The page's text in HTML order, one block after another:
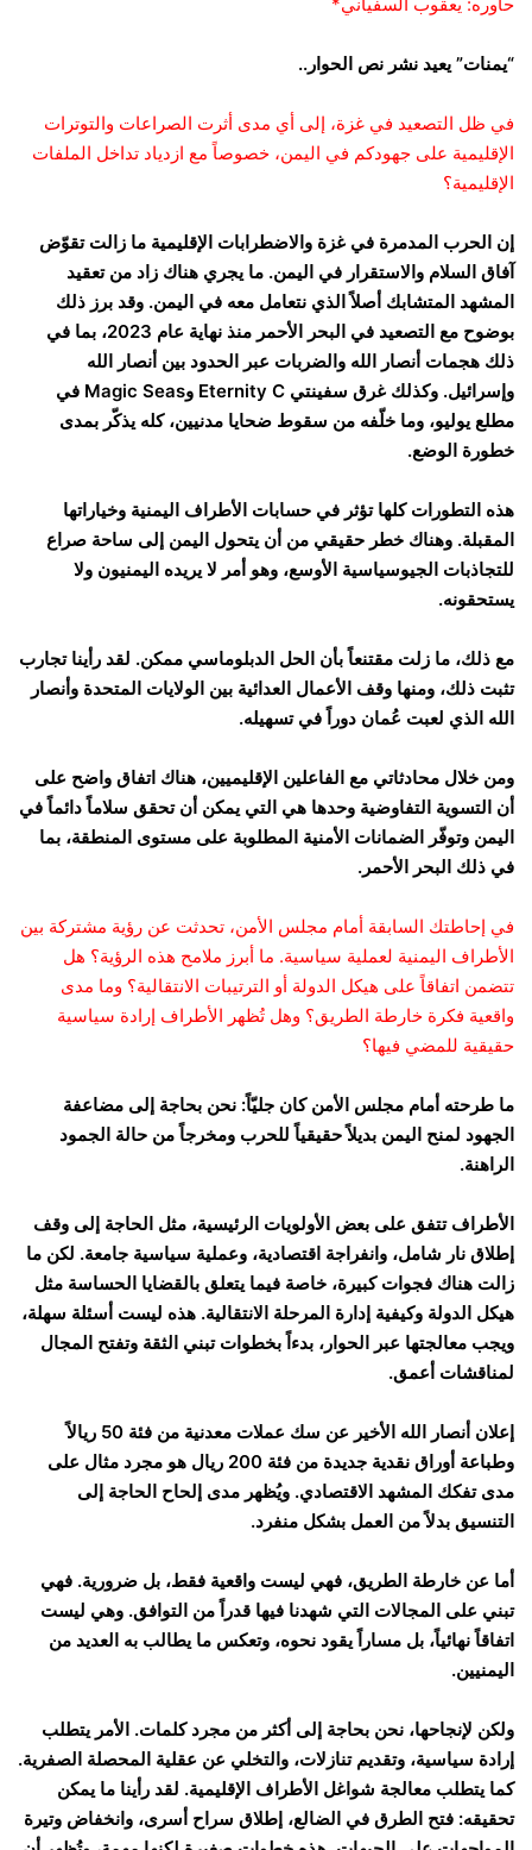
“يمنات” يعيد نشر نص الحوار..
في ظل التصعيد في غزة، إلى أي مدى أثرت الصراعات والتوترات
الإقليمية على جهودكم في اليمن، خصوصاً مع ازدياد تداخل الملفات
الإقليمية؟
إن الحرب المدمرة في غزة والاضطرابات الإقليمية ما زالت تقوّض
آفاق السلام والاستقرار في اليمن. ما يجري هناك زاد من تعقيد
المشهد المتشابك أصلاً الذي نتعامل معه في اليمن. وقد برز ذلك
بوضوح مع التصعيد في البحر الأحمر منذ نهاية عام 2023، بما في
ذلك هجمات أنصار الله والضربات عبر الحدود بين أنصار الله
وإسرائيل. وكذلك غرق سفينتي Eternity C وMagic Seas في
مطلع يوليو، وما خلّفه من سقوط ضحايا مدنيين، كله يذكّر بمدى
خطورة الوضع.
هذه التطورات كلها تؤثر في حسابات الأطراف اليمنية وخياراتها
المقبلة. وهناك خطر حقيقي من أن يتحول اليمن إلى ساحة صراع
للتجاذبات الجيوسياسية الأوسع، وهو أمر لا يريده اليمنيون ولا
يستحقونه.
مع ذلك، ما زلت مقتنعاً بأن الحل الدبلوماسي ممكن. لقد رأينا تجارب
تثبت ذلك، ومنها وقف الأعمال العدائية بين الولايات المتحدة وأنصار
الله الذي لعبت عُمان دوراً في تسهيله.
ومن خلال محادثاتي مع الفاعلين الإقليميين، هناك اتفاق واضح على
أن التسوية التفاوضية وحدها هي التي يمكن أن تحقق سلاماً دائماً في
اليمن وتوفّر الضمانات الأمنية المطلوبة على مستوى المنطقة، بما
في ذلك البحر الأحمر.
في إحاطتك السابقة أمام مجلس الأمن، تحدثت عن رؤية مشتركة بين
الأطراف اليمنية لعملية سياسية. ما أبرز ملامح هذه الرؤية؟ هل
تتضمن اتفاقاً على هيكل الدولة أو الترتيبات الانتقالية؟ وما مدى
واقعية فكرة خارطة الطريق؟ وهل تُظهر الأطراف إرادة سياسية
حقيقية للمضي فيها؟
ما طرحته أمام مجلس الأمن كان جليّاً: نحن بحاجة إلى مضاعفة
الجهود لمنح اليمن بديلاً حقيقياً للحرب ومخرجاً من حالة الجمود
الراهنة.
الأطراف تتفق على بعض الأولويات الرئيسية، مثل الحاجة إلى وقف
إطلاق نار شامل، وانفراجة اقتصادية، وعملية سياسية جامعة. لكن ما
زالت هناك فجوات كبيرة، خاصة فيما يتعلق بالقضايا الحساسة مثل
هيكل الدولة وكيفية إدارة المرحلة الانتقالية. هذه ليست أسئلة سهلة،
ويجب معالجتها عبر الحوار، بدءاً بخطوات تبني الثقة وتفتح المجال
لمناقشات أعمق.
إعلان أنصار الله الأخير عن سك عملات معدنية من فئة 50 ريالاً
وطباعة أوراق نقدية جديدة من فئة 200 ريال هو مجرد مثال على
مدى تفكك المشهد الاقتصادي. ويُظهر مدى إلحاح الحاجة إلى
التنسيق بدلاً من العمل بشكل منفرد.
أما عن خارطة الطريق، فهي ليست واقعية فقط، بل ضرورية. فهي
تبني على المجالات التي شهدنا فيها قدراً من التوافق. وهي ليست
اتفاقاً نهائياً، بل مساراً يقود نحوه، وتعكس ما يطالب به العديد من
اليمنيين.
ولكن لإنجاحها، نحن بحاجة إلى أكثر من مجرد كلمات. الأمر يتطلب
إرادة سياسية، وتقديم تنازلات، والتخلي عن عقلية المحصلة الصفرية.
كما يتطلب معالجة شواغل الأطراف الإقليمية. لقد رأينا ما يمكن
تحقيقه: فتح الطرق في الضالع، إطلاق سراح أسرى، وانخفاض وتيرة